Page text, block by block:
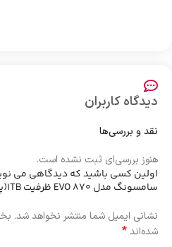
دیدگاه کاربران
نقد و بررسی‌ها
هنوز بررسی‌ای ثبت نشده است.
اولین کسی باشید که دیدگاهی می
سامسونگ مدل EVO 870 ظرفیت 1TB(پک چین)”
نشانی ایمیل شما منتشر نخواهد شد.
شده‌اند*